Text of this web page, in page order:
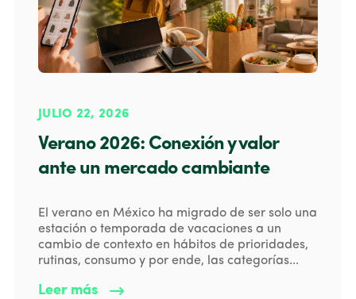
JULIO 22, 2026
Verano 2026: Conexión y valor
ante un mercado cambiante
El verano en México ha migrado de ser solo una
estación o temporada de vacaciones a un
cambio de contexto en hábitos de prioridades,
rutinas, consumo y por ende, las categorías...
Leer más